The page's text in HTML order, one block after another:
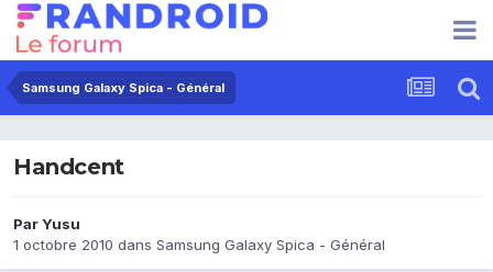
Samsung Galaxy Spica - Général
Handcent
ParYusu
1 octobre 2010 dans Samsung Galaxy Spica - Général